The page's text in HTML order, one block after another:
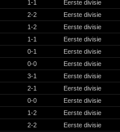
1-1
Eerste divisie
2-2
Eerste divisie
1-2
Eerste divisie
1-1
Eerste divisie
0-1
Eerste divisie
0-0
Eerste divisie
3-1
Eerste divisie
2-1
Eerste divisie
0-0
Eerste divisie
1-2
Eerste divisie
2-2
Eerste divisie